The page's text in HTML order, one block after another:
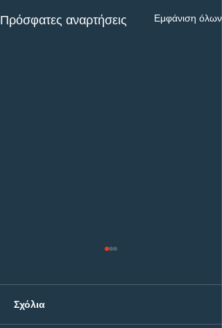
Πρόσφατες αναρτήσεις Εμφάνιση όλων
Σχόλια